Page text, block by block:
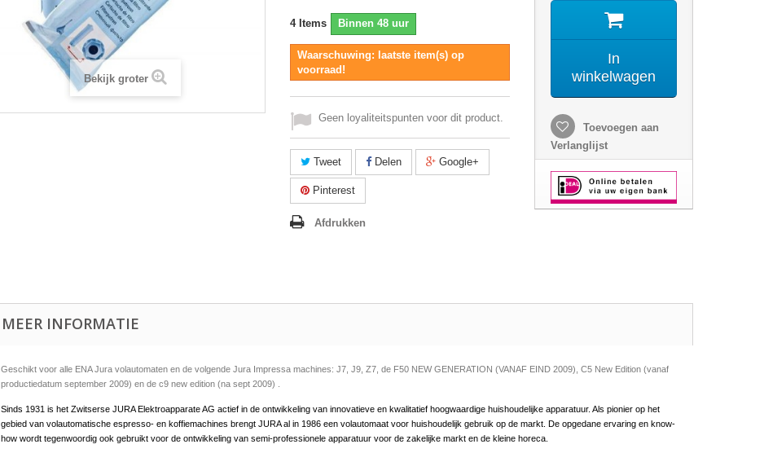
Bekijk groter
4 Items Binnen 48 uur
Waarschuwing: laatste item(s) op
voorraad!
Geen loyaliteitspunten voor dit product.
Tweet Delen Google+
Pinterest
Afdrukken
In
winkelwagen
Toevoegen aan
Verlanglijst
MEER INFORMATIE
Geschikt voor alle ENA Jura volautomaten en de volgende Jura Impressa machines: J7, J9, Z7, de F50 NEW GENERATION (VANAF EIND 2009), C5 New Edition (vanaf
productiedatum september 2009) en de c9 new edition (na sept 2009) .
Sinds 1931 is het Zwitserse JURA Elektroapparate AG actief in de ontwikkeling van innovatieve en kwalitatief hoogwaardige huishoudelijke apparatuur. Als pionier op het
gebied van volautomatische espresso- en koffiemachines brengt JURA al in 1986 een volautomaat voor huishoudelijk gebruik op de markt. De opgedane ervaring en know-
how wordt tegenwoordig ook gebruikt voor de ontwikkeling van semi-professionele apparatuur voor de zakelijke markt en de kleine horeca.